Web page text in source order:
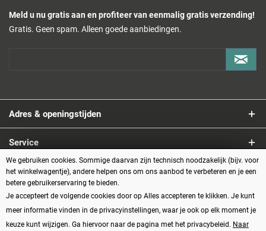
Meld u nu gratis aan en profiteer van eenmalig gratis verzending!
Gratis. Geen spam. Alleen goede aanbiedingen.
Adres & openingstijden
Service
Informatie
Betaalmethoden
We gebruiken cookies. Sommige daarvan zijn technisch noodzakelijk (bijv. voor
het winkelwagentje), andere helpen ons om ons aanbod te verbeteren en je een
betere gebruikerservaring te bieden.
Je accepteert de volgende cookies door op Alles accepteren te klikken. Je kunt
meer informatie vinden in de privacyinstellingen, waar je ook op elk moment je
keuze kunt wijzigen. Ga hiervoor naar de pagina met het privacybeleid. Naar